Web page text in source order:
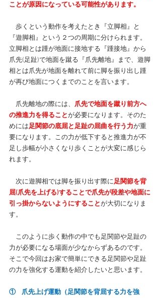
ことが原因になっている可能性があります。
歩くという動作を考えたとき『立脚相』と
『遊脚相』という２つの周期に分けられます。
立脚相とは踵が地面に接地する『踵接地』から
爪先(足趾)で地面を蹴る『爪先離地』まで、遊脚
相とは爪先が地面を離れて前に脚を振り出し踵
が再び地面につくまでのことを言います。
爪先離地の際には、 爪先で地面を蹴り前方へ
の推進力を得ることが必要になります。そのた
めには足関節の底屈と足趾の屈曲を行う力が重
要になります。この力が低下すると推進力が不
足し歩幅が小さくなり歩くことが大変に感じら
れます。
次に遊脚相では脚を振り出す際に足関節を背
屈(爪先を上げる)することで爪先が段差や地面に
引っ掛からないようにすることが大切になりま
す。
このように歩く動作の中でも足関節や足趾の
力が必要になる場面が少なからずあるのです。
そこで今回はお家で簡単にできる足関節や足趾
の力を強化する運動を紹介したいと思います。
①    爪先上げ運動（足関節を背屈する力を強